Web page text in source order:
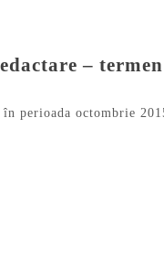
–
perioada octombrie